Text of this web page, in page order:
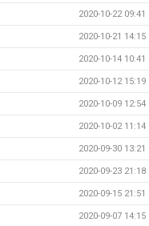
2020-10-22 09:41
2020-10-21 14:15
2020-10-14 10:41
2020-10-12 15:19
2020-10-09 12:54
2020-10-02 11:14
2020-09-30 13:21
2020-09-23 21:18
2020-09-15 21:51
2020-09-07 14:15